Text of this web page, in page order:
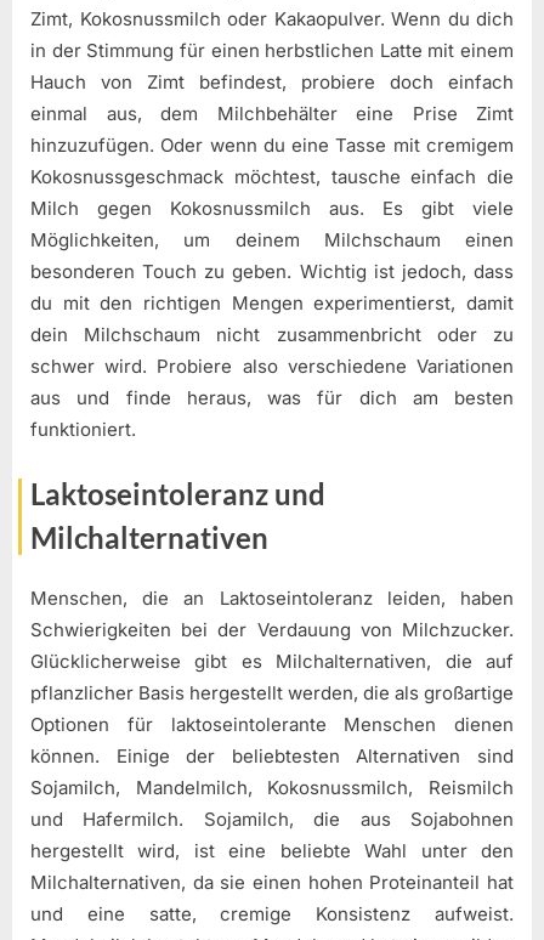
Zimt, Kokosnussmilch oder Kakaopulver. Wenn du dich
in der Stimmung für einen herbstlichen Latte mit einem
Hauch von Zimt befindest, probiere doch einfach
einmal aus, dem Milchbehälter eine Prise Zimt
hinzuzufügen. Oder wenn du eine Tasse mit cremigem
Kokosnussgeschmack möchtest, tausche einfach die
Milch gegen Kokosnussmilch aus. Es gibt viele
Möglichkeiten, um deinem Milchschaum einen
besonderen Touch zu geben. Wichtig ist jedoch, dass
du mit den richtigen Mengen experimentierst, damit
dein Milchschaum nicht zusammenbricht oder zu
schwer wird. Probiere also verschiedene Variationen
aus und finde heraus, was für dich am besten
funktioniert.
Laktoseintoleranz und
Milchalternativen
Menschen, die an Laktoseintoleranz leiden, haben
Schwierigkeiten bei der Verdauung von Milchzucker.
Glücklicherweise gibt es Milchalternativen, die auf
pflanzlicher Basis hergestellt werden, die als großartige
Optionen für laktoseintolerante Menschen dienen
können. Einige der beliebtesten Alternativen sind
Sojamilch, Mandelmilch, Kokosnussmilch, Reismilch
und Hafermilch. Sojamilch, die aus Sojabohnen
hergestellt wird, ist eine beliebte Wahl unter den
Milchalternativen, da sie einen hohen Proteinanteil hat
und eine satte, cremige Konsistenz aufweist.